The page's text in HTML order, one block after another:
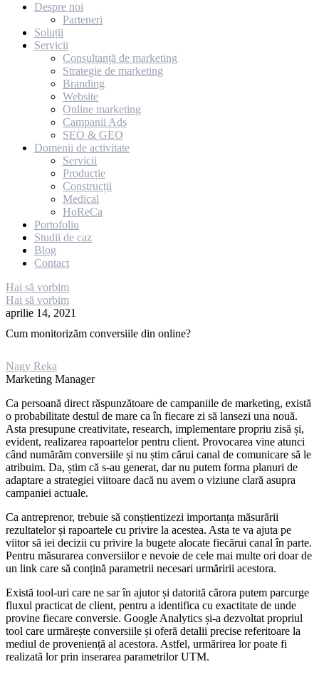
Despre noi
Parteneri
Soluții
Servicii
Consultanță de marketing
Strategie de marketing
Branding
Website
Online marketing
Campanii Ads
SEO & GEO
Domenii de activitate
Servicii
Producție
Construcții
Medical
HoReCa
Portofoliu
Studii de caz
Blog
Contact
Hai să vorbim
Hai să vorbim
aprilie 14, 2021
Cum monitorizăm conversiile din online?
Nagy Reka
Marketing Manager
Ca persoană direct răspunzătoare de campaniile de marketing, există
o probabilitate destul de mare ca în fiecare zi să lansezi una nouă.
Asta presupune creativitate, research, implementare propriu zisă și,
evident, realizarea rapoartelor pentru client. Provocarea vine atunci
când numărăm conversiile și nu știm cărui canal de comunicare să le
atribuim. Da, știm că s-au generat, dar nu putem forma planuri de
adaptare a strategiei viitoare dacă nu avem o viziune clară asupra
campaniei actuale.
Ca antreprenor, trebuie să conștientizezi importanța măsurării
rezultatelor și rapoartele cu privire la acestea. Asta te va ajuta pe
viitor să iei decizii cu privire la bugete alocate fiecărui canal în parte.
Pentru măsurarea conversiilor e nevoie de cele mai multe ori doar de
un link care să conțină parametrii necesari urmăririi acestora.
Există tool-uri care ne sar în ajutor și datorită cărora putem parcurge
fluxul practicat de client, pentru a identifica cu exactitate de unde
provine fiecare conversie. Google Analytics și-a dezvoltat propriul
tool care urmărește conversiile și oferă detalii precise referitoare la
mediul de proveniență al acestora. Astfel, urmărirea lor poate fi
realizată lor prin inserarea parametrilor UTM.